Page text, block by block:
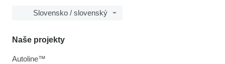
Slovensko / slovenský
Naše projekty
Autoline™